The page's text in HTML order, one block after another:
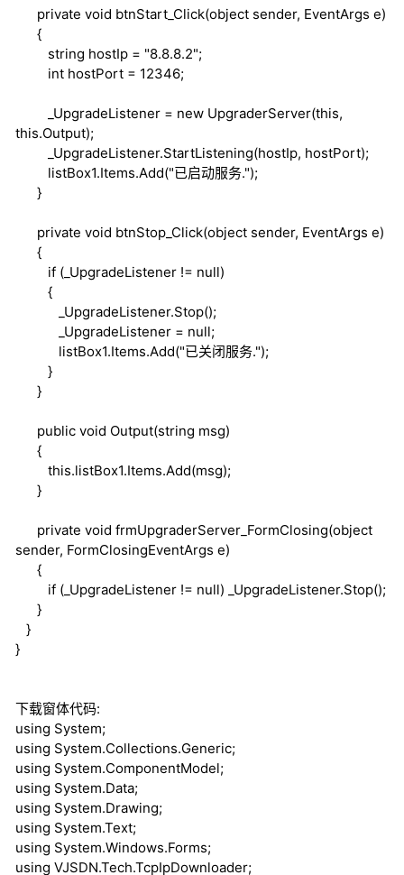
private void btnStart_Click(object sender, EventArgs e)
{
string hostIp = "8.8.8.2";
int hostPort = 12346;
_UpgradeListener = new UpgraderServer(this,
this.Output);
_UpgradeListener.StartListening(hostIp, hostPort);
listBox1.Items.Add("已启动服务.");
}
private void btnStop_Click(object sender, EventArgs e)
{
if (_UpgradeListener != null)
{
_UpgradeListener.Stop();
_UpgradeListener = null;
listBox1.Items.Add("已关闭服务.");
}
}
public void Output(string msg)
{
this.listBox1.Items.Add(msg);
}
private void frmUpgraderServer_FormClosing(object
sender, FormClosingEventArgs e)
{
if (_UpgradeListener != null) _UpgradeListener.Stop();
}
}
}
下载窗体代码:
using System;
using System.Collections.Generic;
using System.ComponentModel;
using System.Data;
using System.Drawing;
using System.Text;
using System.Windows.Forms;
using VJSDN.Tech.TcpIpDownloader;